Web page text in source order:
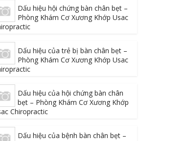
Dấu hiệu hội chứng bàn chân bẹt –
Phòng Khám Cơ Xương Khớp Usac
Dấu hiệu của trẻ bị bàn chân bẹt –
Phòng Khám Cơ Xương Khớp Usac
Dấu hiệu của hội chứng bàn chân
bẹt – Phòng Khám Cơ Xương Khớp
Chiropractic
Dấu hiệu của bệnh bàn chân bẹt –